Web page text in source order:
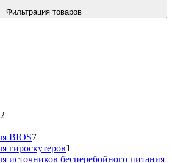
Фильтрация товаров
2
BIOS77
товаров
гироскутеров1
товар
источников бесперебойного питания